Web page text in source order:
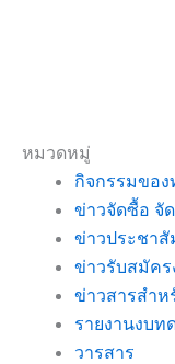
หมวดหมู่
กิจกรรมของ
ข่าวจัดซื้อ จั
ข่าวประชา
ข่าวรับสมัคร
ข่าวสารสำห
รายงานงบท
วารสาร